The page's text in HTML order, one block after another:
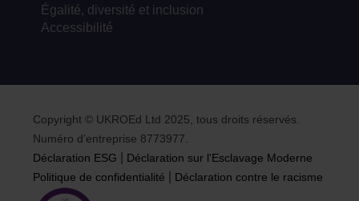
Égalité, diversité et inclusion
Accessibilité
Copyright © UKROEd Ltd 2025, tous droits réservés.
Numéro d’entreprise 8773977.
Déclaration ESG
Déclaration sur l'Esclavage Moderne
Politique de confidentialité
Déclaration contre le racisme